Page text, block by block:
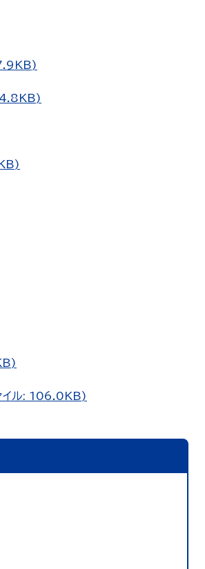
イル: 106.0KB)